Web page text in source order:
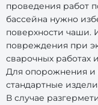
проведения работ
бассейна нужно
поверхности чаши.
повреждения при
сварочных работах
Для опорожнения и
стандартные
В случае